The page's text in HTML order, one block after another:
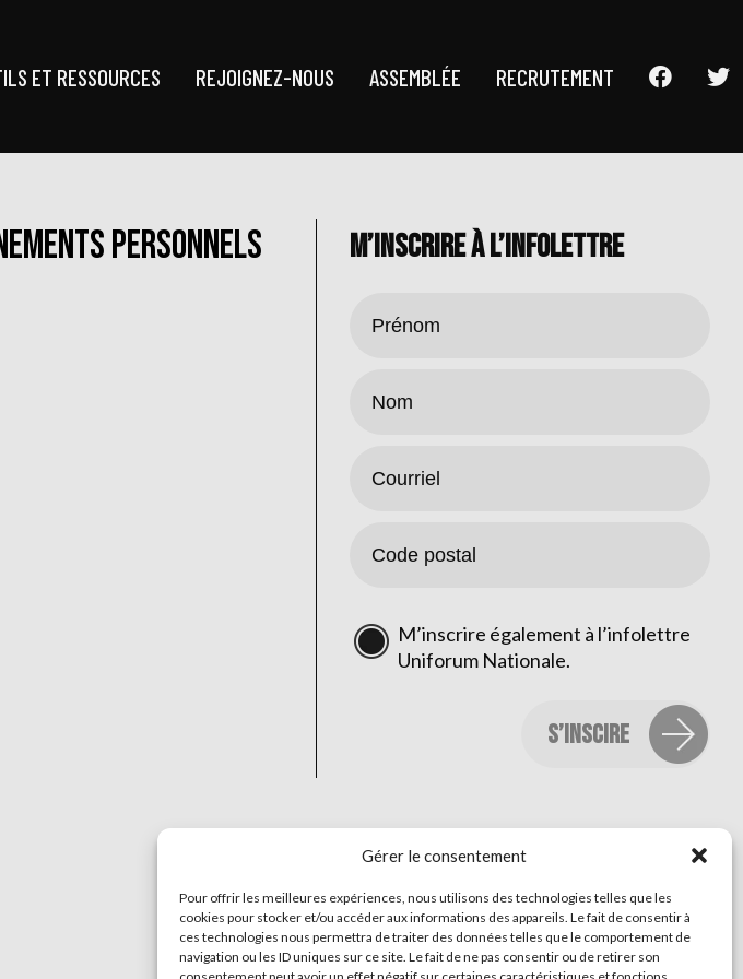
Gérer le consentement
Pour offrir les meilleures expériences, nous utilisons des technologies telles que les
cookies pour stocker et/ou accéder aux informations des appareils. Le fait de consentir à
ces technologies nous permettra de traiter des données telles que le comportement de
navigation ou les ID uniques sur ce site. Le fait de ne pas consentir ou de retirer son
ET RESSOURCES REJOIGNEZ-NOUS ASSEMBLÉE RECRUTEMENT
personnels M’INSCRIRE À L’INFOLETTRE
M’inscrire également à l’infolettre
Uniforum Nationale.